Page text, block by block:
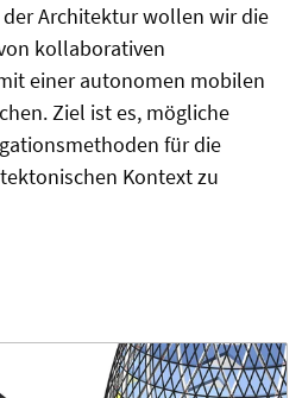
Architektur wollen wir die
kollaborativen
einer autonomen mobilen
Ziel ist es, mögliche
für die
Kontext zu